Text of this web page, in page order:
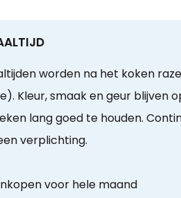
worden na het koken
Kleur, smaak en geur blijven
lang goed te houden.
verplichting.
voor hele maand